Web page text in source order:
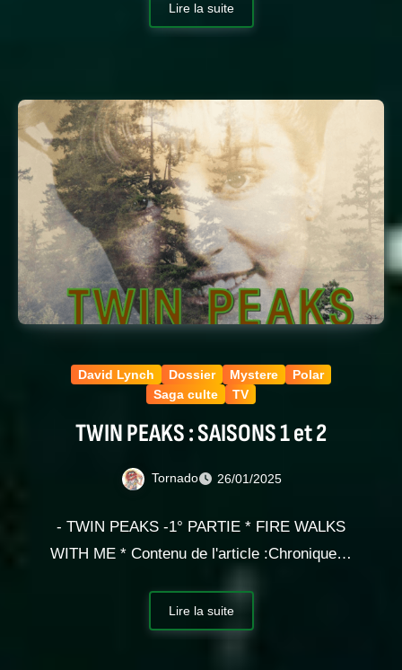
Lire la suite
David Lynch Dossier Mystere
Polar
Saga culte
TV
TWIN PEAKS : SAISONS 1 et 2
Tornado 26/01/2025
- TWIN PEAKS -1° PARTIE * FIRE WALKS
WITH ME * Contenu de l'article :Chronique…
Lire la suite